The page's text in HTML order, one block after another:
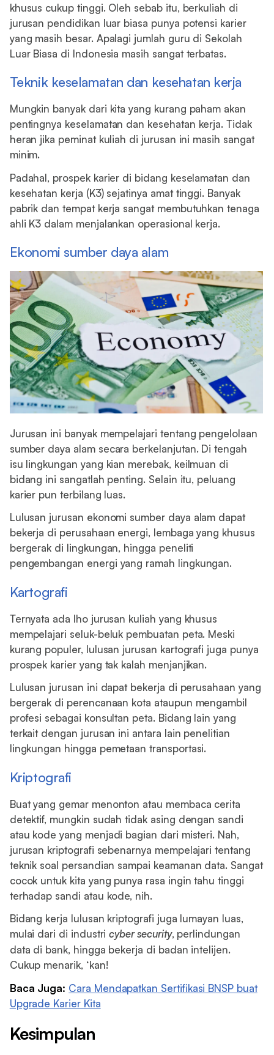
khusus cukup tinggi. Oleh sebab itu, berkuliah di
jurusan pendidikan luar biasa punya potensi karier
yang masih besar. Apalagi jumlah guru di Sekolah
Luar Biasa di Indonesia masih sangat terbatas.
Teknik keselamatan dan kesehatan kerja
Mungkin banyak dari kita yang kurang paham akan
pentingnya keselamatan dan kesehatan kerja. Tidak
heran jika peminat kuliah di jurusan ini masih sangat
minim.
Padahal, prospek karier di bidang keselamatan dan
kesehatan kerja (K3) sejatinya amat tinggi. Banyak
pabrik dan tempat kerja sangat membutuhkan tenaga
ahli K3 dalam menjalankan operasional kerja.
Ekonomi sumber daya alam
Jurusan ini banyak mempelajari tentang pengelolaan
sumber daya alam secara berkelanjutan. Di tengah
isu lingkungan yang kian merebak, keilmuan di
bidang ini sangatlah penting. Selain itu, peluang
karier pun terbilang luas.
Lulusan jurusan ekonomi sumber daya alam dapat
bekerja di perusahaan energi, lembaga yang khusus
bergerak di lingkungan, hingga peneliti
pengembangan energi yang ramah lingkungan.
Kartografi
Ternyata ada lho jurusan kuliah yang khusus
mempelajari seluk-beluk pembuatan peta. Meski
kurang populer, lulusan jurusan kartografi juga punya
prospek karier yang tak kalah menjanjikan.
Lulusan jurusan ini dapat bekerja di perusahaan yang
bergerak di perencanaan kota ataupun mengambil
profesi sebagai konsultan peta. Bidang lain yang
terkait dengan jurusan ini antara lain penelitian
lingkungan hingga pemetaan transportasi.
Kriptografi
Buat yang gemar menonton atau membaca cerita
detektif, mungkin sudah tidak asing dengan sandi
atau kode yang menjadi bagian dari misteri. Nah,
jurusan kriptografi sebenarnya mempelajari tentang
teknik soal persandian sampai keamanan data. Sangat
cocok untuk kita yang punya rasa ingin tahu tinggi
terhadap sandi atau kode, nih.
Bidang kerja lulusan kriptografi juga lumayan luas,
mulai dari di industricyber security, perlindungan
data di bank, hingga bekerja di badan intelijen.
Cukup menarik, ‘kan!
Baca Juga: Cara Mendapatkan Sertifikasi BNSP buat
Upgrade Karier Kita
Kesimpulan